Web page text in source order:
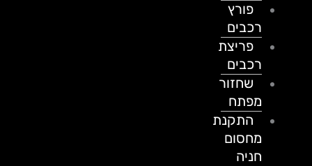
פורץ
רכבים
פריצת
רכבים
שחזור
מפתח
התקנת
מחסום
חניה